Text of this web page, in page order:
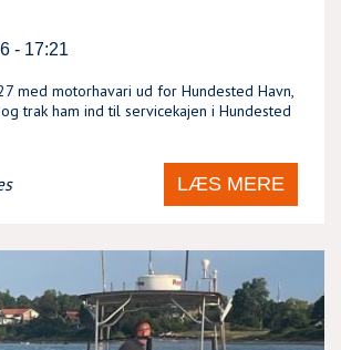
- 17:21
med motorhavari ud for Hundested Havn,
trak ham ind til servicekajen i Hundested
LÆS MERE